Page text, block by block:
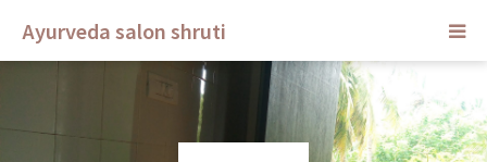
Ayurveda salon shruti